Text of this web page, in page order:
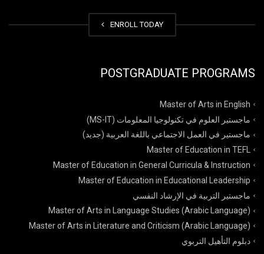
ENROLL TODAY
POSTGRADUATE PROGRAMS
Master of Arts in English
ماجستير العلوم في تكنولوجيا المعلومات (MS-IT)
ماجستير في العمل الاجتماعي باللغة العربية (جديد)
Master of Education in TEFL
Master of Education in General Curricula & Instruction
Master of Education in Educational Leadership
ماجستير التربية في الإرشاد النفسي
Master of Arts in Language Studies (Arabic Language)
Master of Arts in Literature and Criticism (Arabic Language)
دبلوم التأهيل التربوي